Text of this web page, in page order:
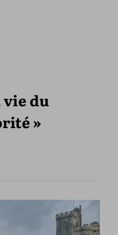
vie du
»